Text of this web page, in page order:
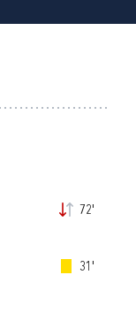
72'
31'